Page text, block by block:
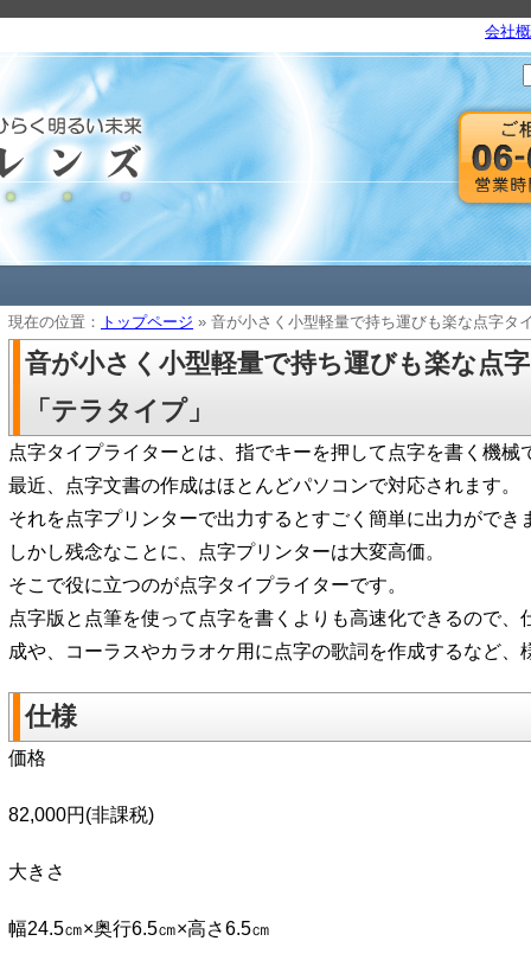
会社
現在の位置： トップページ » 音が小さく小型軽量で持ち運びも楽な点字タ
音が小さく小型軽量で持ち運びも楽な点
「テラタイプ」
点字タイプライターとは、指でキーを押して点字を書く機械
最近、点字文書の作成はほとんどパソコンで対応されます。
それを点字プリンターで出力するとすごく簡単に出力ができ
しかし残念なことに、点字プリンターは大変高価。
そこで役に立つのが点字タイプライターです。
点字版と点筆を使って点字を書くよりも高速化できるので、
成や、コーラスやカラオケ用に点字の歌詞を作成するなど、
仕様
価格
82,000円(非課税)
大きさ
幅24.5㎝×奥行6.5㎝×高さ6.5㎝